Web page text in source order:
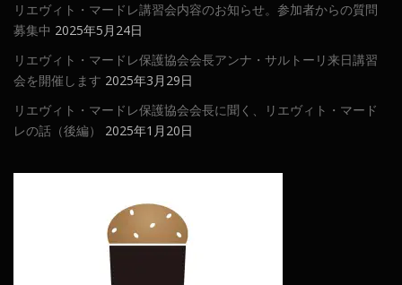
リエヴィト・マードレ講習会内容のお知らせ。参加者からの質問
募集中 2025年5月24日
リエヴィト・マードレ保護協会会長アンナ・サルトーリ来日講習
会を開催します 2025年3月29日
リエヴィト・マードレ保護協会会長に聞く、リエヴィト・マード
レの話（後編）
2025年1月20日